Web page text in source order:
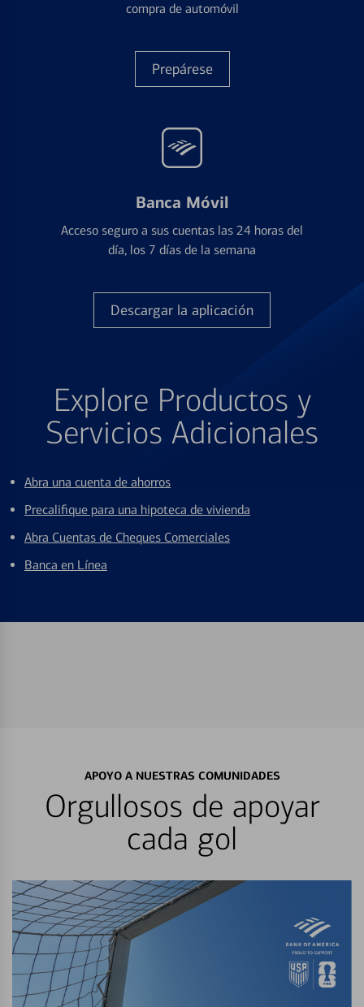
compra de automóvil
Prepárese
Banca Móvil
Acceso seguro a sus cuentas las 24 horas del
día, los 7 días de la semana
Descargar la aplicación
Explore Productos y
Servicios Adicionales
Abra una cuenta de ahorros
Precalifique para una hipoteca de vivienda
Abra Cuentas de Cheques Comerciales
Banca en Línea
APOYO A NUESTRAS COMUNIDADES
Orgullosos de apoyar
cada gol